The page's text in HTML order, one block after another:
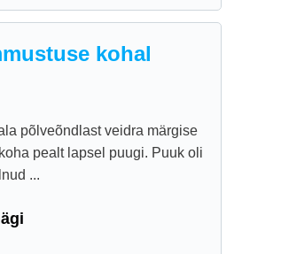
kohal
põlveõndlast veidra märgise
pealt lapsel puugi. Puuk oli
...